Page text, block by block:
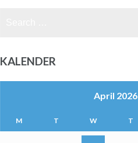
KALENDER
April 2026
M T W T